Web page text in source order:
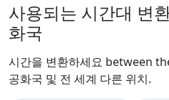
사용되는 시간대 변
화국
시간을 변환하세요 between
공화국 및 전 세계 다른 위치.